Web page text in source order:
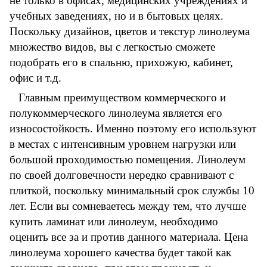
учебных заведениях, но и в бытовых целях.
Поскольку дизайнов, цветов и текстур линолеума
множество видов, вы с легкостью сможете
подобрать его в спальню, прихожую, кабинет,
офис и т.д.
Главным преимуществом коммерческого и
полукоммерческого линолеума является его
износостойкость. Именно поэтому его используют
в местах с интенсивным уровнем нагрузки или
большой проходимостью помещения. Линолеум
по своей долговечности нередко сравнивают с
плиткой, поскольку минимальный срок службы 10
лет. Если вы сомневаетесь между тем, что лучше
купить ламинат или линолеум, необходимо
оценить все за и против данного материала. Цена
линолеума хорошего качества будет такой как